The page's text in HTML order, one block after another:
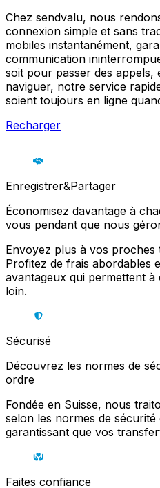
Chez sendvalu, nous
connexion simple et sans
mobiles instantanément,
communication
soit pour passer des appels,
naviguer, notre service
soient toujours en ligne
Recharger
Enregistrer&Partager
Économisez davantage à
vous pendant que nous
Envoyez plus à vos proches
Profitez de frais abordables
avantageux qui permettent
loin.
Sécurisé
Découvrez les normes de
ordre
Fondée en Suisse, nous
selon les normes de
garantissant que vos
Faites confiance